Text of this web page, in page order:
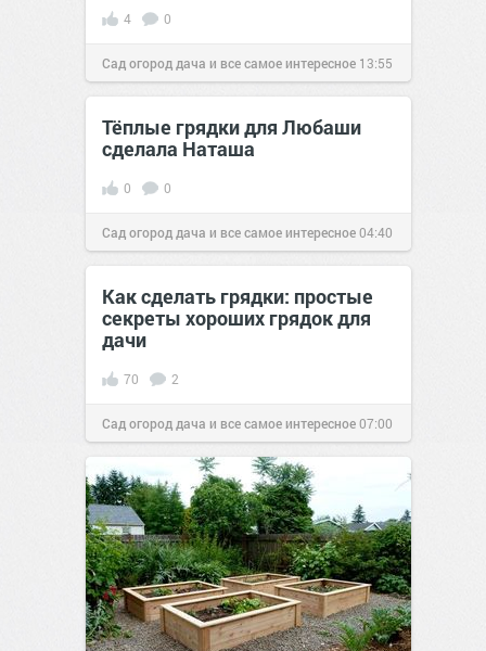
4 0
Сад огород дача и все самое интересное 13:55
22 май 2016
Тёплые грядки для Любаши
сделала Наташа
0 0
Сад огород дача и все самое интересное04:40
10 мар 2017
Как сделать грядки: простые
секреты хороших грядок для
дачи
70 2
Сад огород дача и все самое интересное07:00
12 авг 2016